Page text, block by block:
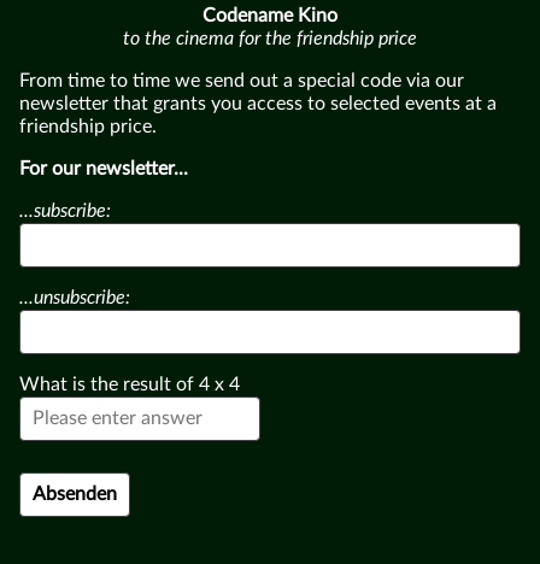
Codename Kino
to the cinema for the friendship price
From time to time we send out a special code via our
newsletter that grants you access to selected events at a
friendship price.
For our newsletter...
...subscribe:
...unsubscribe:
What is the result of 4 x 4